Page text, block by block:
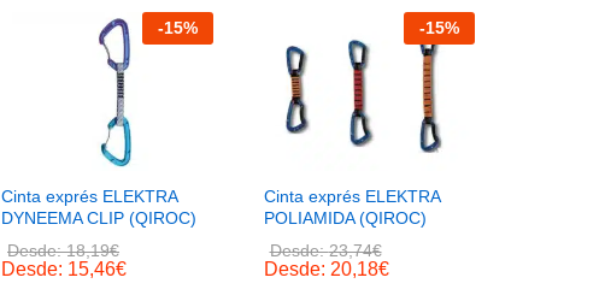
-15%
Cinta exprés ELEKTRA
DYNEEMA CLIP (QIROC)
Desde:18,19€
Desde: 15,46€
-15%
Cinta exprés ELEKTRA
POLIAMIDA (QIROC)
Desde:23,74€
Desde: 20,18€